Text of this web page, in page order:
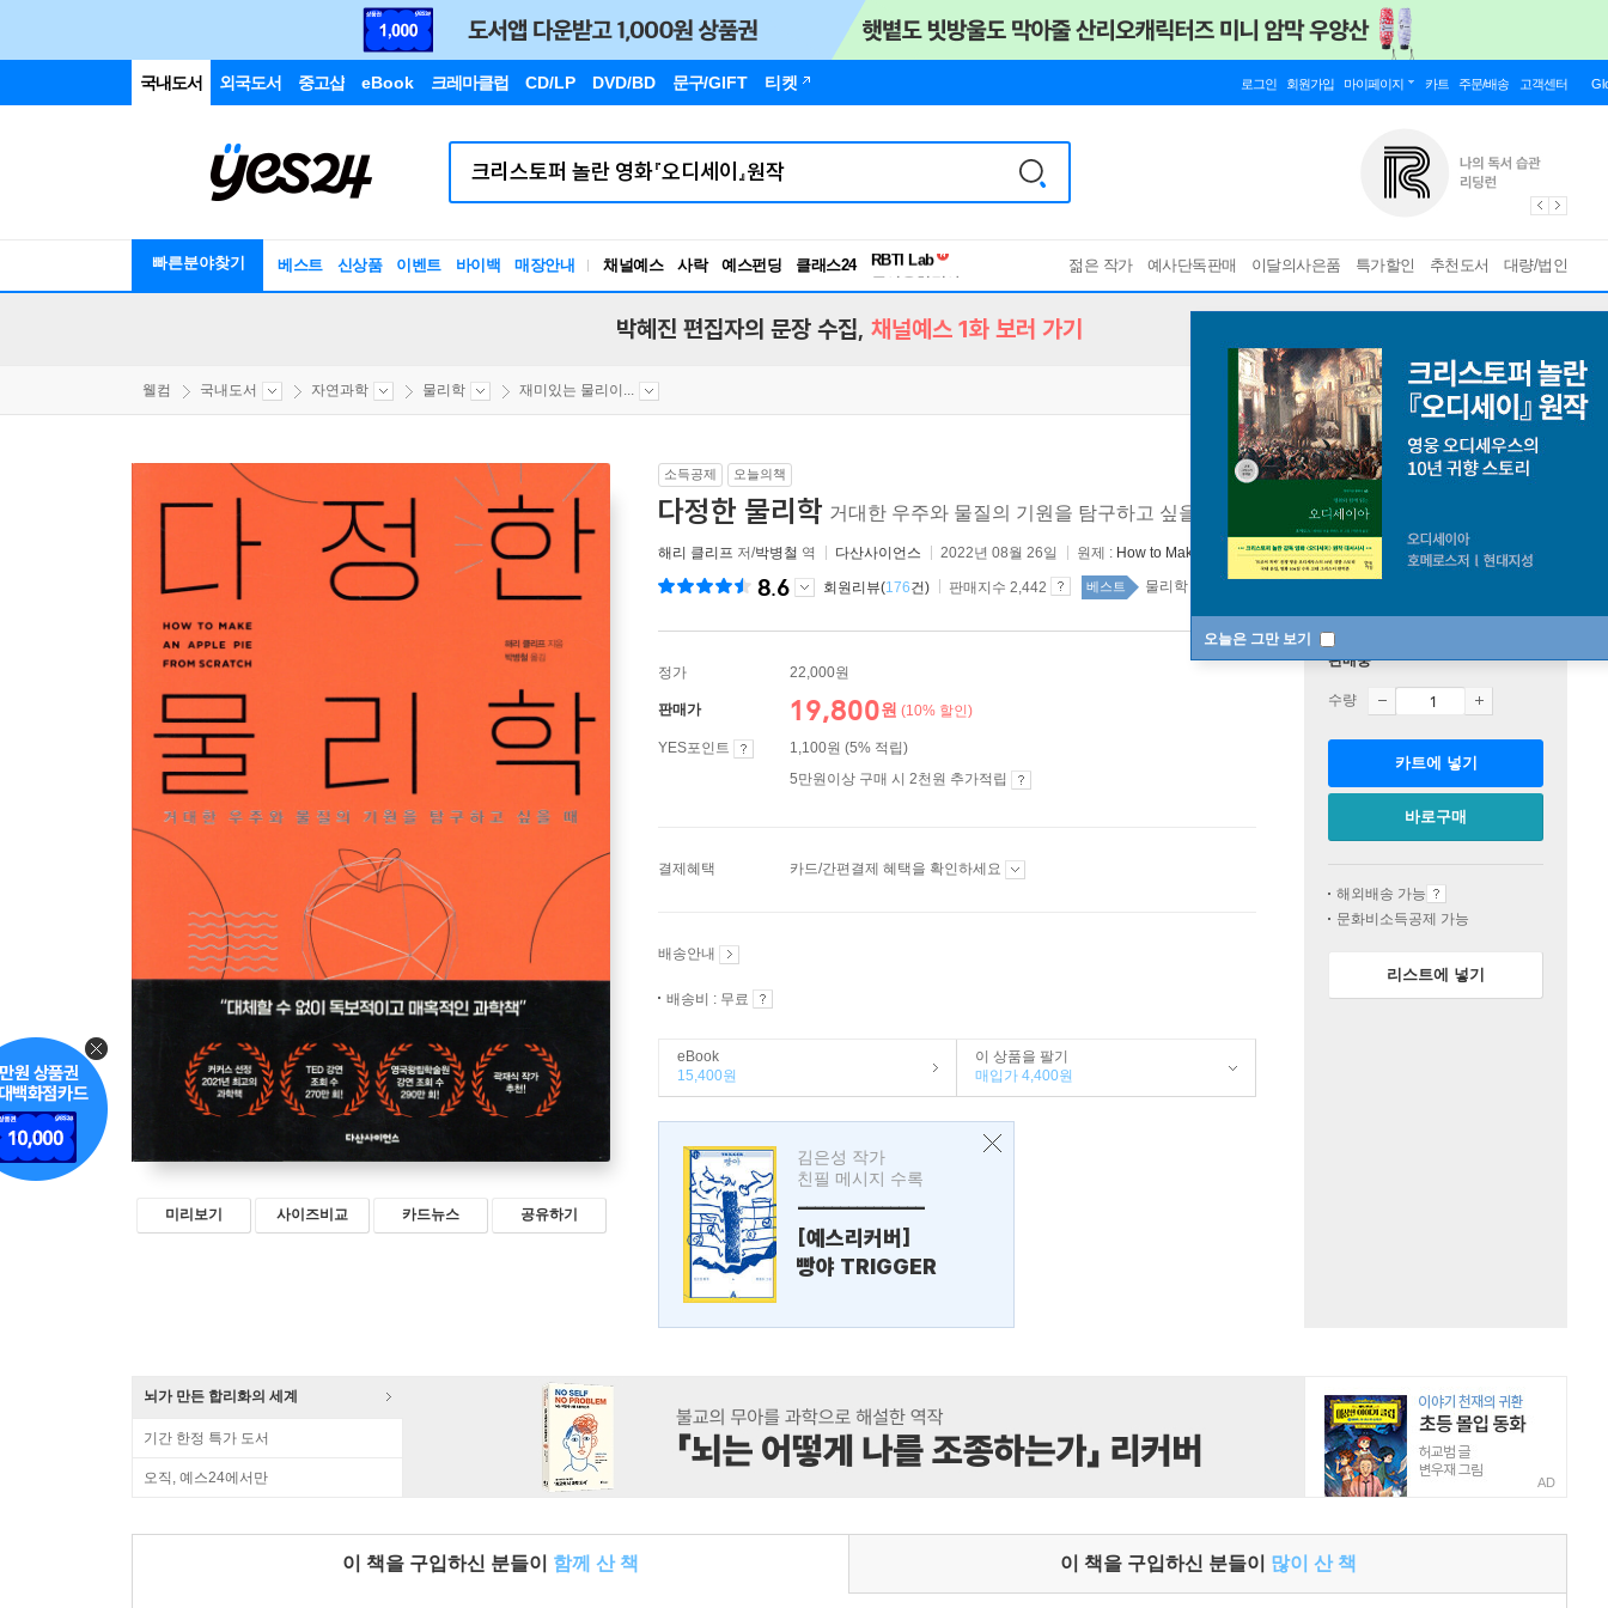
국내도서 외국도서 중고샵 eBook 크레마클럽 CD/LP DVD/BD 문구/GIFT 티켓 로그인 회원가입 마이페이지 카트 주문/배송 고객센터
빠른분야찾기 베스트 신상품 이벤트 바이백 매장안내 채널예스 사락 예스펀딩 클래스24
독서유형검사
RBTI Lab
젊은 작가 예사단독판매 이달의사은품 특가할인 추천도서 대량/법인
오늘은 그만 보기
박혜진 편집자의 문장 수집, 채널예스 1화 보러 가기
웰컴 국내도서 자연과학 물리학 재미있는 물리이...
미리보기 사이즈비교 카드뉴스 공유하기
소득공제 오늘의책
다정한 물리학 거대한 우주와 물질의 기원을 탐구하고 싶을 때
해리 클리프 저/박병철 역 다산사이언스 2022년 08월 26일 원제 : How to Make an Apple Pie from Scratch
8.6 회원리뷰(176건) 판매지수 2,442 베스트 물리학 52위
정가 22,000원
판매가 19,800원 (10% 할인)
YES포인트
1,100원 (5% 적립)
5만원이상 구매 시 2천원 추가적립
결제혜택 카드/간편결제 혜택을 확인하세요
배송안내
배송비 : 무료
eBook
15,400원
이 상품을 팔기
매입가 4,400원
김은성 작가
친필 메시지 수록
---------------
[예스리커버]
빵야 TRIGGER
판매중
수량
카트에 넣기
바로구매
해외배송 가능
문화비소득공제 가능
리스트에 넣기
뇌가 만든 합리화의 세계
기간 한정 특가 도서
오직, 예스24에서만 AD
이 책을 구입하신 분들이 함께 산 책 이 책을 구입하신 분들이 많이 산 책